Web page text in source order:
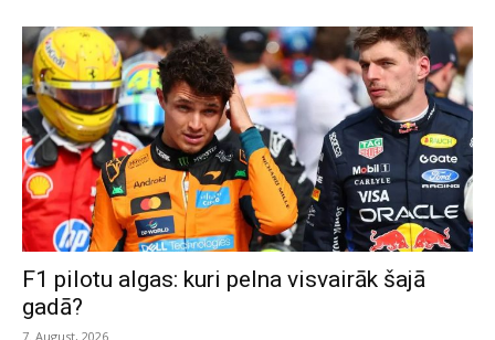
F1 pilotu algas: kuri pelna visvairāk šajā
gadā?
7. August, 2026